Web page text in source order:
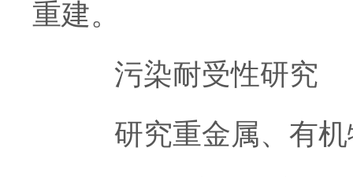
重建。
污染耐受性研究
研究重金属、有机